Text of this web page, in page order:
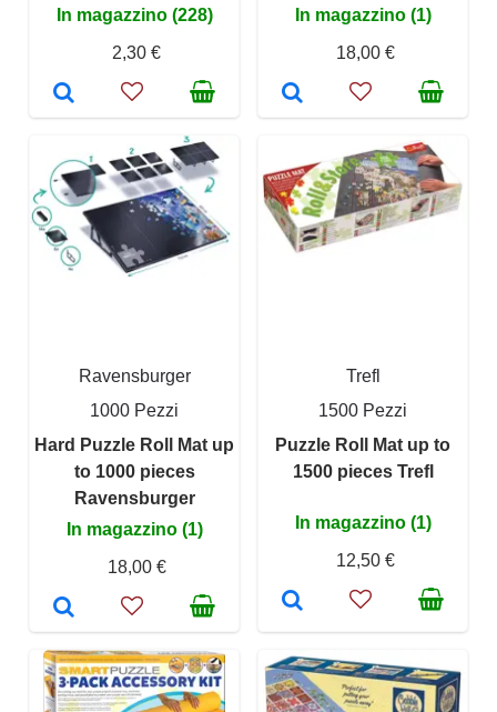
In magazzino (228)
2,30 €
In magazzino (1)
18,00 €
Ravensburger
1000 Pezzi
Hard Puzzle Roll Mat up
to 1000 pieces
Ravensburger
In magazzino (1)
18,00 €
Trefl
1500 Pezzi
Puzzle Roll Mat up to
1500 pieces Trefl
In magazzino (1)
12,50 €